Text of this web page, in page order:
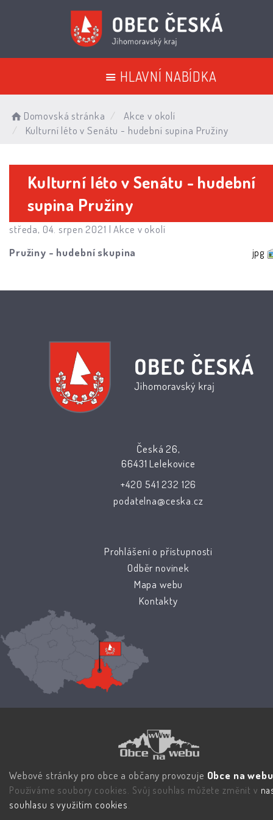
HLAVNÍ NABÍDKA
Domovská stránka
Akce v okolí
Kulturní léto v Senátu - hudební supina Pružiny
Kulturní léto v Senátu - hudební
supina Pružiny
středa, 04. srpen 2021 |Akce v okolí
Pružiny - hudební skupina
jpg
Česká 26,
66431 Lelekovice
+420 541 232 126
podatelna@ceska.cz
Prohlášení o přístupnosti
Odběr novinek
Mapa webu
Kontakty
Webové stránky pro obce a občany provozuje Obce na
Používáme soubory cookies. Svůj souhlas můžete změnit v
souhlasu s využitím cookies.